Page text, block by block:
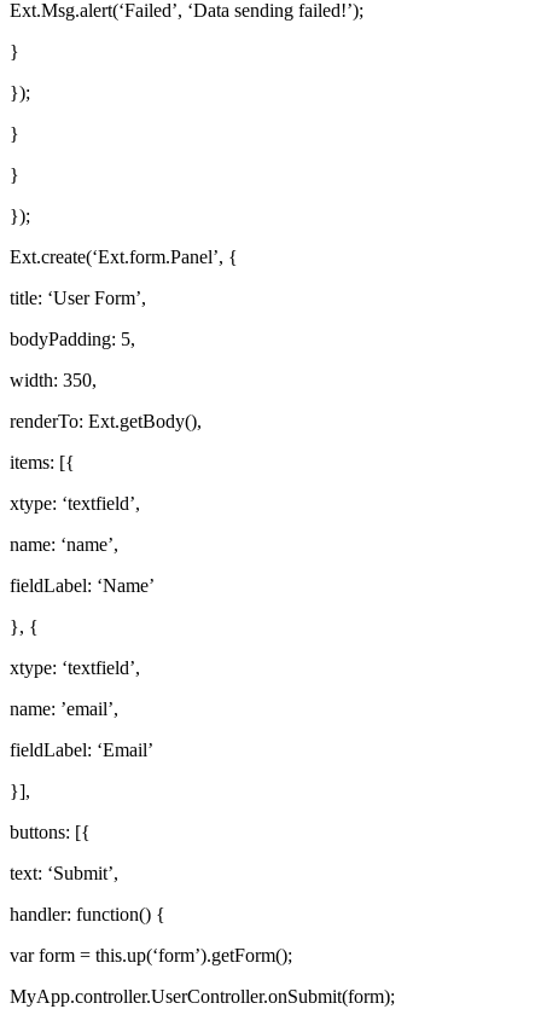
Ext.Msg.alert(‘Failed’, ‘Data sending failed!’);
}
});
}
}
});
Ext.create(‘Ext.form.Panel’, {
title: ‘User Form’,
bodyPadding: 5,
width: 350,
renderTo: Ext.getBody(),
items: [{
xtype: ‘textfield’,
name: ‘name’,
fieldLabel: ‘Name’
}, {
xtype: ‘textfield’,
name: ’email’,
fieldLabel: ‘Email’
}],
buttons: [{
text: ‘Submit’,
handler: function() {
var form = this.up(‘form’).getForm();
MyApp.controller.UserController.onSubmit(form);